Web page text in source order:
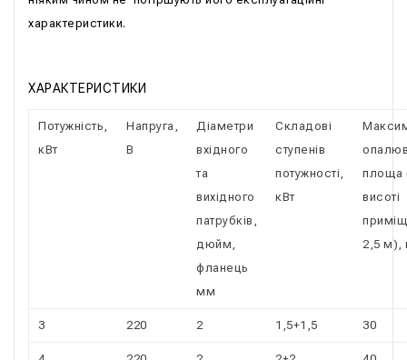
характеристики.
ХАРАКТЕРИСТИКИ
Потужність,
кВт
Напруга,
В
Діаметри
вхідного
та
вихідного
патрубків,
дюйм,
фланець
мм
Складові
ступенів
потужності,
кВт
площа
висоті
2,5 м),
3 220 2 1,5+1,5 30